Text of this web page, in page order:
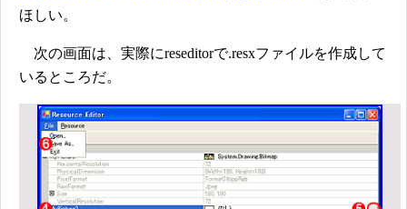
ほしい。
次の画面は、実際にreseditorで.resxファイルを作成して
いるところだ。